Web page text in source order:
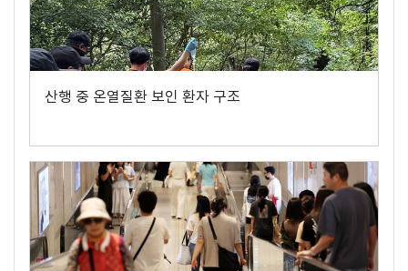
산행 중 온열질환 보인 환자 구조